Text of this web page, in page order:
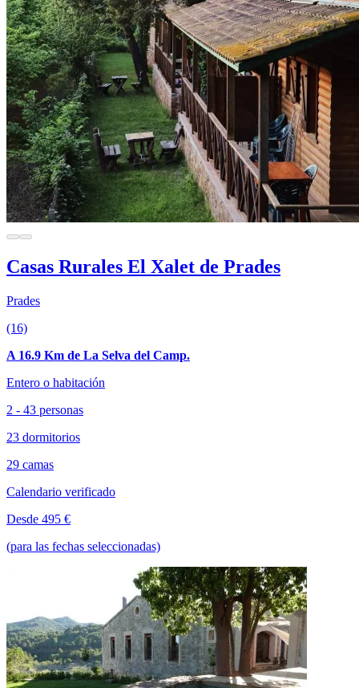
Casas Rurales El Xalet de Prades
Prades
(16)
A 16.9 Km de La Selva del Camp.
Entero o habitación
2 - 43 personas
23 dormitorios
29 camas
Calendario verificado
Desde 495 €
(para las fechas seleccionadas)